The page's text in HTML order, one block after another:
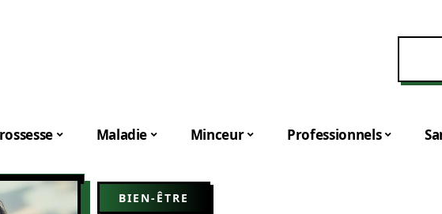
Maladie Minceur Professionnels
BIEN-ÊTRE